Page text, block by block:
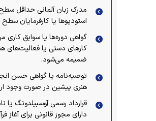
استودیوها یا کارفرمایان
گواهی دوره‌ها یا سوابق کاری
کارهای دستی یا فعالیت‌های
ضمیمه می‌شود.
توصیه‌نامه یا گواهی حسن
هنری پیشین در صورت وجود
قرارداد رسمی آوسبیلدونگ یا
دارای مجوز قانونی برای آغاز